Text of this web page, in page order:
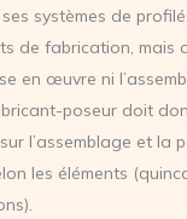
systèmes de
de fabrication, mais
en œuvre ni
poseur doit
l’assemblage et la
les éléments